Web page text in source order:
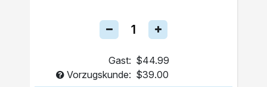
Gast: $44.99
Vorzugskunde: $39.00